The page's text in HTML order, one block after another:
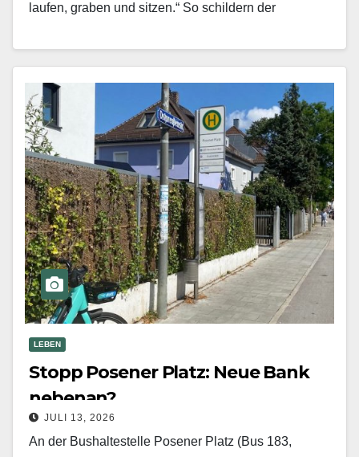
laufen, graben und sitzen.“ So schildern der
Mehr erfahren
LEBEN
Stopp Posener Platz: Neue Bank
nebenan?
JULI 13, 2026
An der Bushaltestelle Posener Platz (Bus 183,